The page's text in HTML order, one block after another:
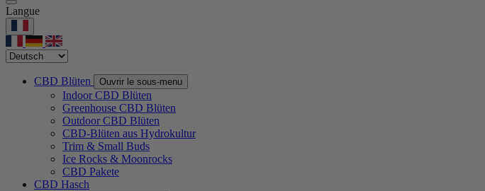
Langue
CBD Blüten Ouvrir le sous-menu
Indoor CBD Blüten
Greenhouse CBD Blüten
Outdoor CBD Blüten
CBD-Blüten aus Hydrokultur
Trim & Small Buds
Ice Rocks & Moonrocks
CBD Pakete
CBD Hasch